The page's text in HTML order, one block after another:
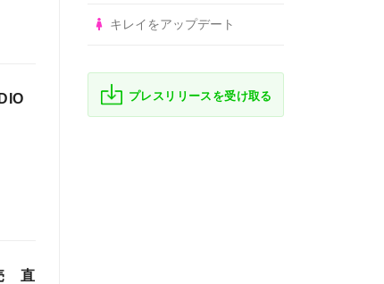
直
キレイをアップデート
プレスリリースを受け取る